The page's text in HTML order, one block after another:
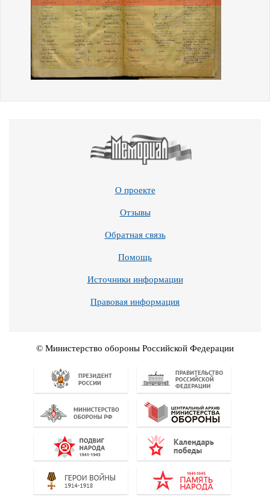
О проекте
Отзывы
Обратная связь
Помощь
Источники информации
Правовая информация
© Министерство обороны Российской Федерации